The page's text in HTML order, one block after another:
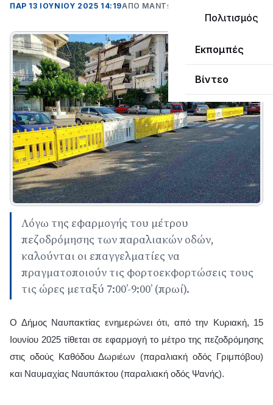
Πολιτισμός
Εκπομπές
Βίντεο
ΠΑΡ 13 ΙΟΥΝΊΟΥ 2025 14:19ΑΠΌ ΜΑΝΤΩ ΚΑΠΕΝΤΖΩΝΗ
Λόγω της εφαρμογής του μέτρου
πεζοδρόμησης των παραλιακών οδών,
καλούνται οι επαγγελματίες να
πραγματοποιούν τις φορτοεκφορτώσεις τους
τις ώρες μεταξύ 7:00’-9:00’ (πρωί).
Ο Δήμος Ναυπακτίας ενημερώνει ότι, από την Κυριακή, 15
Ιουνίου 2025 τίθεται σε εφαρμογή το μέτρο της πεζοδρόμησης
στις οδούς Καθόδου Δωριέων (παραλιακή οδός Γριμπόβου)
και Ναυμαχίας Ναυπάκτου (παραλιακή οδός Ψανής).